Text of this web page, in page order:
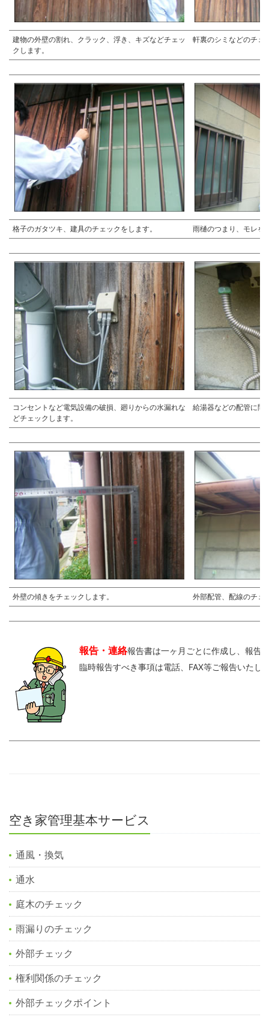
建物の外壁の割れ、クラック、浮き、キズなどチェッ
クします。
軒裏のシミなどのチェ
格子のガタツキ、建具のチェックをします。 雨樋のつまり、モレを
コンセントなど電気設備の破損、廻りからの水漏れな
どチェックします。
給湯器などの配管に問
外壁の傾きをチェックします。 外部配管、配線のチェ
報告・連絡報告書は一ヶ月ごとに作成し、報告
臨時報告すべき事項は電話、FAX等ご報告いたし
空き家管理基本サービス
通風・換気
通水
庭木のチェック
雨漏りのチェック
外部チェック
権利関係のチェック
外部チェックポイント